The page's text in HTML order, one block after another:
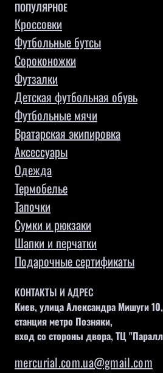
ПОПУЛЯРНОЕ
Кроссовки
Футбольные бутсы
Сороконожки
Футзалки
Детская футбольная обувь
Футбольные мячи
Вратарская экипировка
Аксессуары
Одежда
Термобелье
Тапочки
Сумки и рюкзаки
Шапки и перчатки
Подарочные сертификаты
КОНТАКТЫ И АДРЕС
Киев, улица Александра Мишуги 10,
станция метро Позняки,
вход со стороны двора, ТЦ
mercurial.com.ua@gmail.com